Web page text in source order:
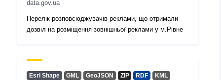
informacija:
data.gov.ua
Перелік розповсюджувачів реклами, що отримали
дозвіл на розміщення зовнішньої реклами у м.Рівне
Esri Shape GML GeoJSON ZIP RDF KML